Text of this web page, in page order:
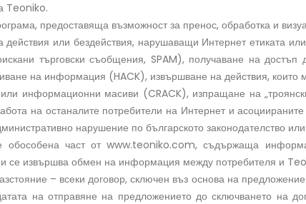
Teoniko.
предоставяща възможност за пренос, обработка и
действия или бездействия, нарушаващи Интернет етиката
търговски съобщения, SPAM), получаване на
на информация (HACK), извършване на действия,
информационни масиви (CRACK), изпращане на
на останалите потребители на Интернет и
нарушение по българското законодателство
обособена част от www.teoniko.com, съдържаща
се извършва обмен на информация между потребителя и
– всеки договор, сключен въз основа на
на отправяне на предложението до сключването на